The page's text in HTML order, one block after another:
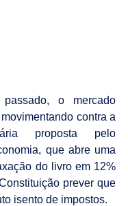
o mercado
contra a
proposta pelo
que abre uma
do livro em 12%
prever que
isento de impostos.